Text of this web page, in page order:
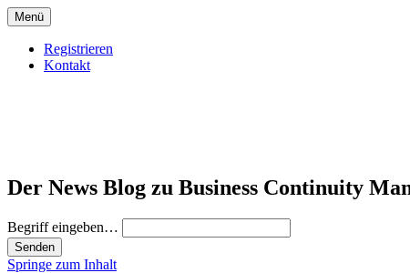
Menü
Registrieren
Kontakt
Der News Blog zu Business Continuity
Begriff eingeben…
Springe zum Inhalt